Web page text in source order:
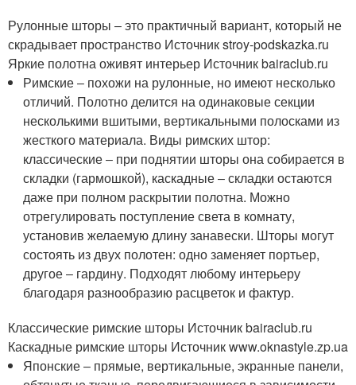
Рулонные шторы ‒ это практичный вариант, который не
скрадывает пространство Источник stroy-podskazka.ru
Яркие полотна оживят интерьер Источник bairaclub.ru
Римские ‒ похожи на рулонные, но имеют несколько
отличий. Полотно делится на одинаковые секции
несколькими вшитыми, вертикальными полосками из
жесткого материала. Виды римских штор:
классические ‒ при поднятии шторы она собирается в
складки (гармошкой), каскадные ‒ складки остаются
даже при полном раскрытии полотна. Можно
отрегулировать поступление света в комнату,
установив желаемую длину занавески. Шторы могут
состоять из двух полотен: одно заменяет портьер,
другое ‒ гардину. Подходят любому интерьеру
благодаря разнообразию расцветок и фактур.
Классические римские шторы Источник bairaclub.ru
Каскадные римские шторы Источник www.oknastyle.zp.ua
Японские ‒ прямые, вертикальные, экранные панели,